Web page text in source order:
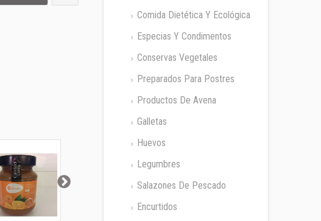
Comida Dietética Y Ecológica
Especias Y Condimentos
Conservas Vegetales
Preparados Para Postres
Productos De Avena
Galletas
Huevos
Legumbres
Salazones De Pescado
Encurtidos